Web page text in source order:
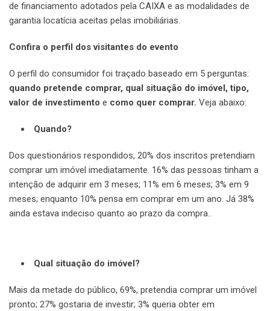
de financiamento adotados pela CAIXA e as modalidades de
garantia locatícia aceitas pelas imobiliárias.
Confira o perfil dos visitantes do evento
O perfil do consumidor foi traçado baseado em 5 perguntas:
quando pretende comprar, qual situação do imóvel, tipo,
valor de investimento e como quer comprar. Veja abaixo:
Quando?
Dos questionários respondidos, 20% dos inscritos pretendiam
comprar um imóvel imediatamente. 16% das pessoas tinham a
intenção de adquirir em 3 meses; 11% em 6 meses; 3% em 9
meses; enquanto 10% pensa em comprar em um ano. Já 38%
ainda estava indeciso quanto ao prazo da compra..
Qual situação do imóvel?
Mais da metade do público, 69%, pretendia comprar um imóvel
pronto; 27% gostaria de investir; 3% queria obter em